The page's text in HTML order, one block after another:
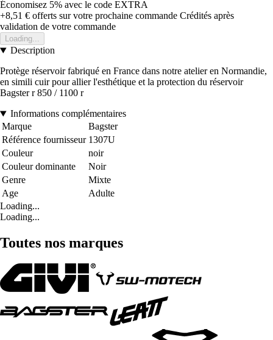
Économisez 5% avec le code EXTRA
+8,51 € offerts sur votre prochaine commande Crédités après
validation de votre commande
Loading...
Description
Protège réservoir fabriqué en France dans notre atelier en Normandie,
en simili cuir pour allier l'esthétique et la protection du réservoir
Bagster r 850 / 1100 r
Informations complémentaires
Marque
Bagster
Référence fournisseur 1307U
Couleur
noir
Couleur dominante
Noir
Genre
Mixte
Age
Adulte
Loading...
Loading...
Toutes nos marques